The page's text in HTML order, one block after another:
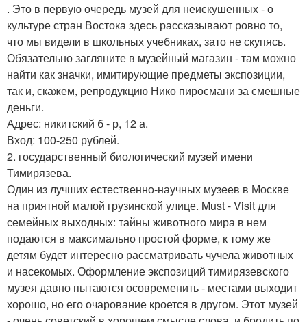
. Это в первую очередь музей для неискушенных - о
культуре стран Востока здесь рассказывают ровно то,
что мы видели в школьных учебниках, зато не скупясь.
Обязательно загляните в музейный магазин - там можно
найти как значки, имитирующие предметы экспозиции,
так и, скажем, репродукцию Нико пиросмани за смешные
деньги.
Адрес: никитский б - р, 12 а.
Вход: 100-250 рублей.
2. государственный биологический музей имени
Тимирязева.
Один из лучших естественно-научных музеев в Москве
на приятной малой грузинской улице. Must - Visit для
семейных выходных: тайны животного мира в нем
подаются в максимально простой форме, к тому же
детям будет интересно рассматривать чучела животных
и насекомых. Оформление экспозиций тимирязевского
музея давно пытаются осовременить - местами выходит
хорошо, но его очарование кроется в другом. Этот музей